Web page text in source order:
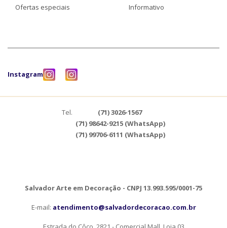
Ofertas especiais
Informativo
Instagram
Tel.
(71) 3026-1567
(71) 98642-9215 (WhatsApp)
(71) 99706-6111 (WhatsApp)
Salvador Arte em Decoração - CNPJ 13.993.595/0001-75
E-mail: atendimento@salvadordecoracao.com.br